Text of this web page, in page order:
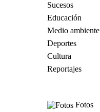
Sucesos
Educación
Medio ambiente
Deportes
Cultura
Reportajes
Fotos